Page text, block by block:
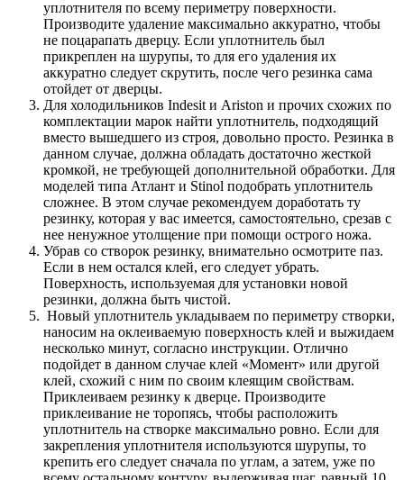
уплотнителя по всему периметру поверхности.
Производите удаление максимально аккуратно, чтобы
не поцарапать дверцу. Если уплотнитель был
прикреплен на шурупы, то для его удаления их
аккуратно следует скрутить, после чего резинка сама
отойдет от дверцы.
Для холодильников Indesit и Ariston и прочих схожих по
комплектации марок найти уплотнитель, подходящий
вместо вышедшего из строя, довольно просто. Резинка в
данном случае, должна обладать достаточно жесткой
кромкой, не требующей дополнительной обработки. Для
моделей типа Атлант и Stinol подобрать уплотнитель
сложнее. В этом случае рекомендуем доработать ту
резинку, которая у вас имеется, самостоятельно, срезав с
нее ненужное утолщение при помощи острого ножа.
Убрав со створок резинку, внимательно осмотрите паз.
Если в нем остался клей, его следует убрать.
Поверхность, используемая для установки новой
резинки, должна быть чистой.
Новый уплотнитель укладываем по периметру створки,
наносим на оклеиваемую поверхность клей и выжидаем
несколько минут, согласно инструкции. Отлично
подойдет в данном случае клей «Момент» или другой
клей, схожий с ним по своим клеящим свойствам.
Приклеиваем резинку к дверце. Производите
приклеивание не торопясь, чтобы расположить
уплотнитель на створке максимально ровно. Если для
закрепления уплотнителя используются шурупы, то
крепить его следует сначала по углам, а затем, уже по